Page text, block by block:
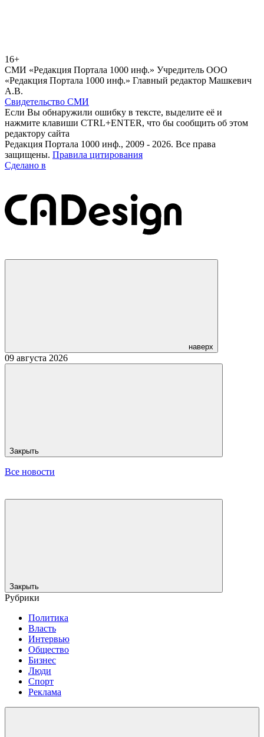
16+
СМИ «Редакция Портала 1000 инф.» Учредитель ООО
«Редакция Портала 1000 инф.» Главный редактор Машкевич
А.В.
Свидетельство СМИ
Если Вы обнаружили ошибку в тексте, выделите её и
нажмите клавиши CTRL+ENTER, что бы сообщить об этом
редактору сайта
Редакция Портала 1000 инф., 2009 - 2026. Все права
защищены. Правила цитирования
Сделано в
наверх
09 августа 2026
Закрыть
Все новости
Закрыть
Рубрики
Политика
Власть
Интервью
Общество
Бизнес
Люди
Спорт
Реклама